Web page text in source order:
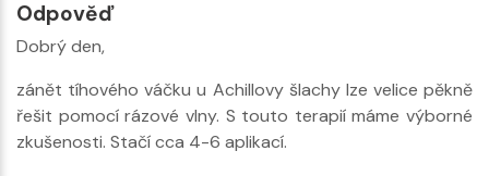
Odpověď
Dobrý den,
zánět tíhového váčku u Achillovy šlachy lze velice pěkně
řešit pomocí rázové vlny. S touto terapií máme výborné
zkušenosti. Stačí cca 4-6 aplikací.